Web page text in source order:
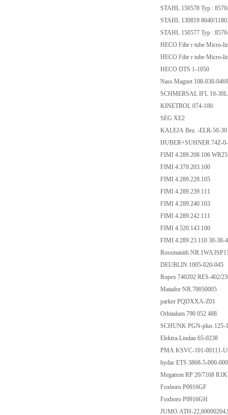
STAHL 150578 Typ :
STAHL 130819 8040/
STAHL 150577 Typ :
HECO Filte r tube Micro-
HECO Filte r tube Micro-
HECO DTS 1-1050
Nass Magnet 108-030-
SCHMERSAL IFL 10-
KINETROL 074-100.
SEG XE2
KALEJA Bez. -ELR-50-
HUBER+SUHNER 74Z-
FIMI 4.289.208.106
FIMI 4.379.203.100
FIMI 4.289.228.105
FIMI 4.289.239.111
FIMI 4.289.240.103
FIMI 4.289.242.111
FIMI 4.520.143.100
FIMI 4.289.23.110 30-38-
Rossmanith
DEUBLIN 1005-020-045
Ropex 740202 RES-402/
Matador NR.70050005
parker PQDXXA-Z01
Orbitalum 790 052 488
SCHUNK PGN-plus 125-
Elektra-Lindau 65-0238
PMA KSVC-101-00111-
hydac ETS 3868-5-000-
Megatron RP 20/7168
Foxboro P0916GF
Foxboro P0916GH
JUMO ATH-